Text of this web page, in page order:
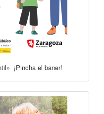
¡Pincha el baner!